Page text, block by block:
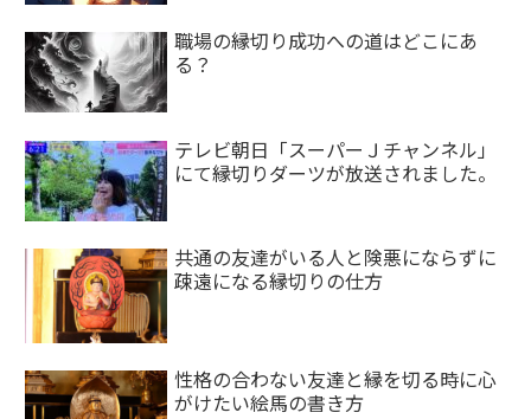
職場の縁切り成功への道はどこにあ
る？
テレビ朝日「スーパーＪチャンネル」
にて縁切りダーツが放送されました。
共通の友達がいる人と険悪にならずに
疎遠になる縁切りの仕方
性格の合わない友達と縁を切る時に心
がけたい絵馬の書き方